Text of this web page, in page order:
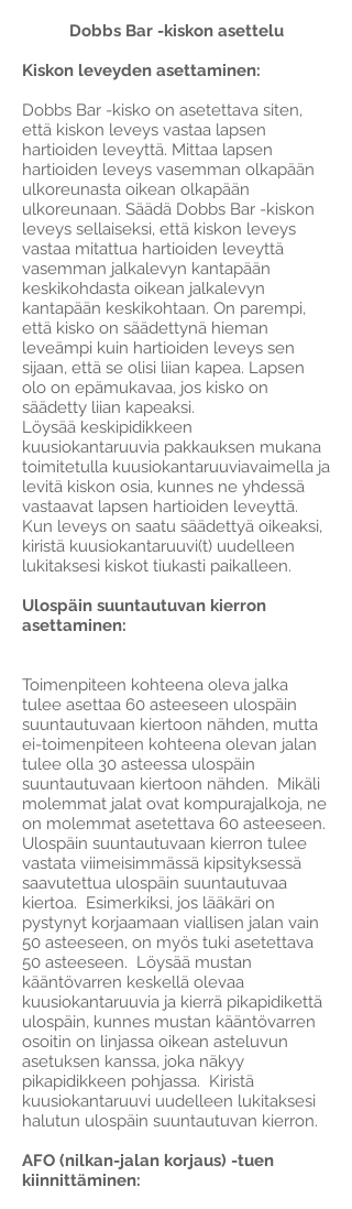
Dobbs Bar -kiskon asettelu
Kiskon leveyden asettaminen:
Dobbs Bar -kisko on asetettava siten,
että kiskon leveys vastaa lapsen
hartioiden leveyttä. Mittaa lapsen
hartioiden leveys vasemman olkapään
ulkoreunasta oikean olkapään
ulkoreunaan. Säädä Dobbs Bar -kiskon
leveys sellaiseksi, että kiskon leveys
vastaa mitattua hartioiden leveyttä
vasemman jalkalevyn kantapään
keskikohdasta oikean jalkalevyn
kantapään keskikohtaan. On parempi,
että kisko on säädettynä hieman
leveämpi kuin hartioiden leveys sen
sijaan, että se olisi liian kapea. Lapsen
olo on epämukavaa, jos kisko on
säädetty liian kapeaksi.
Löysää keskipidikkeen
kuusiokantaruuvia pakkauksen mukana
toimitetulla kuusiokantaruuviavaimella ja
levitä kiskon osia, kunnes ne yhdessä
vastaavat lapsen hartioiden leveyttä.
Kun leveys on saatu säädettyä oikeaksi,
kiristä kuusiokantaruuvi(t) uudelleen
lukitaksesi kiskot tiukasti paikalleen.
Ulospäin suuntautuvan kierron
asettaminen:
Toimenpiteen kohteena oleva jalka
tulee asettaa 60 asteeseen ulospäin
suuntautuvaan kiertoon nähden, mutta
ei-toimenpiteen kohteena olevan jalan
tulee olla 30 asteessa ulospäin
suuntautuvaan kiertoon nähden. Mikäli
molemmat jalat ovat kompurajalkoja, ne
on molemmat asetettava 60 asteeseen.
Ulospäin suuntautuvaan kierron tulee
vastata viimeisimmässä kipsityksessä
saavutettua ulospäin suuntautuvaa
kiertoa. Esimerkiksi, jos lääkäri on
pystynyt korjaamaan viallisen jalan vain
50 asteeseen, on myös tuki asetettava
50 asteeseen. Löysää mustan
kääntövarren keskellä olevaa
kuusiokantaruuvia ja kierrä pikapidikettä
ulospäin, kunnes mustan kääntövarren
osoitin on linjassa oikean asteluvun
asetuksen kanssa, joka näkyy
pikapidikkeen pohjassa. Kiristä
kuusiokantaruuvi uudelleen lukitaksesi
halutun ulospäin suuntautuvan kierron.
AFO (nilkan-jalan korjaus) -tuen
kiinnittäminen: